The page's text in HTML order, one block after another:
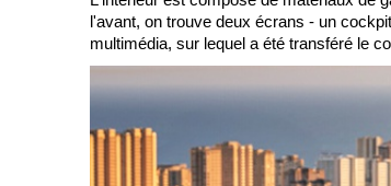
l'avant, on trouve deux écrans - un
multimédia, sur lequel a été transféré le